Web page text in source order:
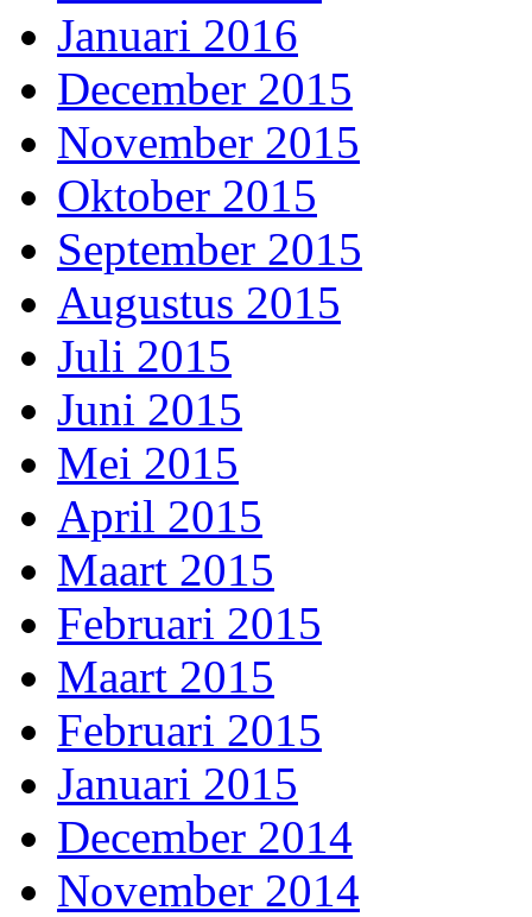
Januari 2016
December 2015
November 2015
Oktober 2015
September 2015
Augustus 2015
Juli 2015
Juni 2015
Mei 2015
April 2015
Maart 2015
Februari 2015
Maart 2015
Februari 2015
Januari 2015
December 2014
November 2014